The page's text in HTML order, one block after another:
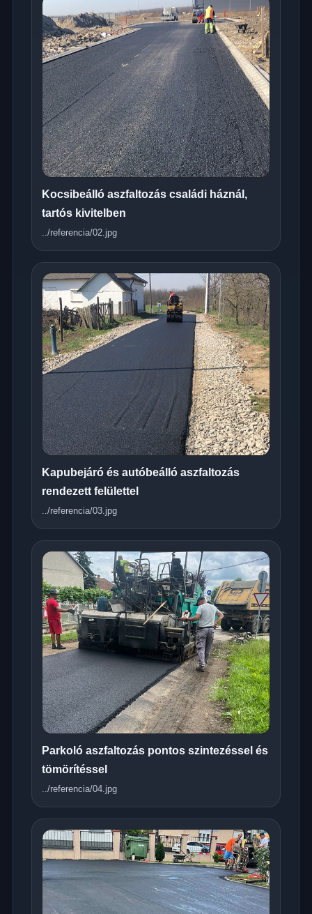
Kocsibeálló aszfaltozás családi háznál,
tartós kivitelben
../referencia/02.jpg
Kapubejáró és autóbeálló aszfaltozás
rendezett felülettel
../referencia/03.jpg
Parkoló aszfaltozás pontos szintezéssel és
tömörítéssel
../referencia/04.jpg